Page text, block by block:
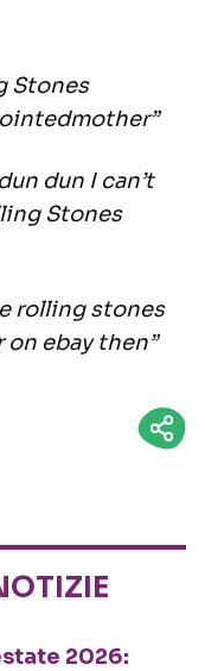
Stones
dun I can’t
Stones
rolling stones
ebay then”
2026: